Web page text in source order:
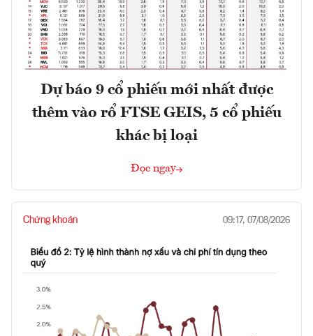
Dự báo 9 cổ phiếu mới nhất được
thêm vào rổ FTSE GEIS, 5 cổ phiếu
khác bị loại
Đọc ngay
Chứng khoán 09:17, 07/08/2026